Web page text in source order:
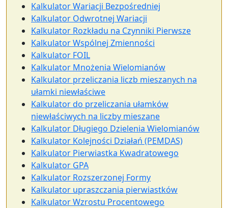
Kalkulator Wariacji Bezpośredniej
Kalkulator Odwrotnej Wariacji
Kalkulator Rozkładu na Czynniki Pierwsze
Kalkulator Wspólnej Zmienności
Kalkulator FOIL
Kalkulator Mnożenia Wielomianów
Kalkulator przeliczania liczb mieszanych na
ułamki niewłaściwe
Kalkulator do przeliczania ułamków
niewłaściwych na liczby mieszane
Kalkulator Długiego Dzielenia Wielomianów
Kalkulator Kolejności Działań (PEMDAS)
Kalkulator Pierwiastka Kwadratowego
Kalkulator GPA
Kalkulator Rozszerzonej Formy
Kalkulator upraszczania pierwiastków
Kalkulator Wzrostu Procentowego